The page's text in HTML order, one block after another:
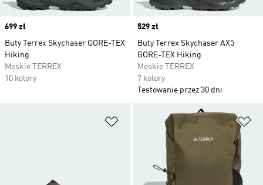
Price
699 zł
Buty Terrex Skychaser GORE-TEX
Hiking
Męskie TERREX
10 kolory
Price
529 zł
Buty Terrex Skychaser AX5
GORE-TEX Hiking
Męskie TERREX
7 kolory
Testowanie przez 30 dni
Dodaj do listy życzeń